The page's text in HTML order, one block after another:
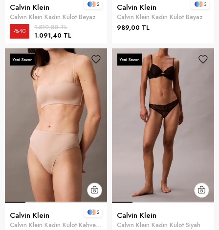
Calvin Klein
Calvin Klein Kadın Külot Beyaz
1.091,40 TL
1.819,00 TL
%40
2 Calvin Klein
Calvin Klein Kadın Külot Beyaz
989,00 TL
3
Calvin Klein
Calvin Klein Kadın Külot Kahverengi
2 Calvin Klein
Calvin Klein Kadın Külot Siyah